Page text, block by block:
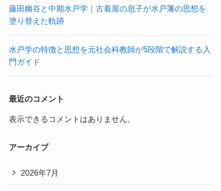
藤田幽谷と中期水戸学｜古着屋の息子が水戸藩の思想を
塗り替えた軌跡
水戸学の特徴と思想を元社会科教師が5段階で解説する入
門ガイド
最近のコメント
表示できるコメントはありません。
アーカイブ
2026年7月